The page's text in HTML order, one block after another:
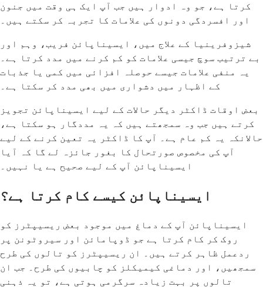
کرتا ہے، جو وہ ادوار ہیں جب آپ ایک ہی وقت میں جنون
اور افسردگی دونوں کی علامات کا تجربہ کر سکتے ہیں۔
شیزوفرینیا کے علاج میں، ایسیناپائن فریب، وہم اور
بے ترتیب سوچ جیسی علامات کو کم کرنے میں مدد کرتا ہے۔
یہ منفی علامات جیسے حوصلہ افزائی میں کمی یا جذبات
کے اظہار میں دشواری میں بھی مدد کر سکتا ہے۔
بعض اوقات ڈاکٹر دیگر حالات کے لیے ایسیناپائن تجویز
کرتے ہیں جب وہ سمجھتے ہیں کہ یہ مددگار ہو سکتا ہے،
حالانکہ یہ کم عام ہے۔ آپ کا ڈاکٹر یہ تعین کرنے کے لیے
آپ کی مخصوص صورتحال کا بغور جائزہ لے گا کہ آیا
ایسیناپائن آپ کے لیے صحیح ہے یا نہیں۔
ایسیناپائن کیسے کام کرتا ہے؟
ایسیناپائن آپ کے دماغ میں موجود بعض ریسیپٹرز کو
روک کر کام کرتا ہے جو ڈوپامائن اور سیروٹونن پر
ردعمل ظاہر کرتے ہیں۔ ان ریسیپٹرز کو تالوں کی طرح
سمجھیں، اور دماغی کیمیکلز کو چابیوں کی طرح۔ جب ان
تالوں پر بہت زیادہ سرگرمی ہوتی ہے، تو یہ ذہنی